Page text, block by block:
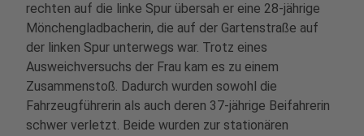
rechten auf die linke Spur übersah er eine 28-jährige
Mönchengladbacherin, die auf der Gartenstraße auf
der linken Spur unterwegs war. Trotz eines
Ausweichversuchs der Frau kam es zu einem
Zusammenstoß. Dadurch wurden sowohl die
Fahrzeugführerin als auch deren 37-jährige Beifahrerin
schwer verletzt. Beide wurden zur stationären